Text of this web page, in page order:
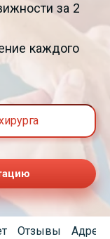
за 2
каждого
Отзывы